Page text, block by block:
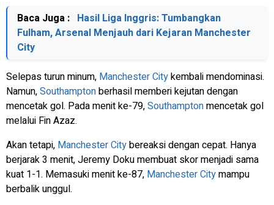
Baca Juga : Hasil Liga Inggris: Tumbangkan
Fulham, Arsenal Menjauh dari Kejaran Manchester
City
Selepas turun minum, Manchester Citykembali mendominasi.
Namun,Southamptonberhasil memberi kejutan dengan
mencetak gol. Pada menit ke-79,Southamptonmencetak gol
melalui Fin Azaz.
Akan tetapi, Manchester Citybereaksi dengan cepat. Hanya
berjarak 3 menit, Jeremy Doku membuat skor menjadi sama
kuat 1-1. Memasuki menit ke-87, Manchester Citymampu
berbalik unggul.